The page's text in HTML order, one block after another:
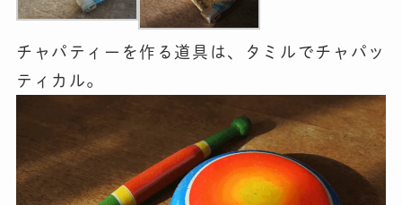
チャパティーを作る道具は、タミルでチャパッ
ティカル。